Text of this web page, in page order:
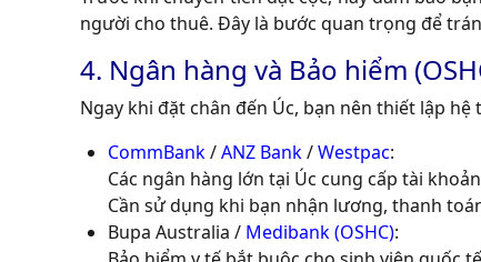
người cho thuê. Đây là bước quan trọng để
4. Ngân hàng và Bảo hiểm
Ngay khi đặt chân đến Úc, bạn nên thiết lập
CommBank/ANZ Bank/Westpac:
Các ngân hàng lớn tại Úc cung cấp tài
Cần sử dụng khi bạn nhận lương, thanh
Bupa Australia / Medibank (OSHC):